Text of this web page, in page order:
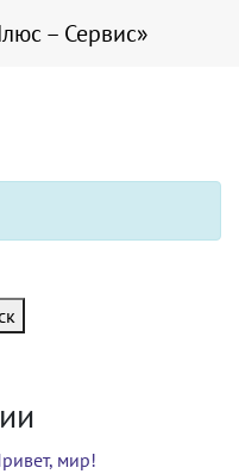
– Сервис»
мир!